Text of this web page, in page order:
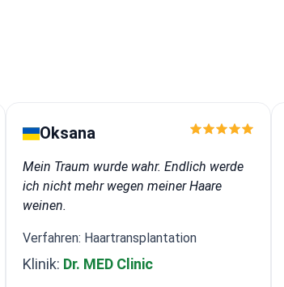
Oksana
Mein Traum wurde wahr. Endlich werde
ich nicht mehr wegen meiner Haare
weinen.
Verfahren: Haartransplantation
Klinik: Dr. MED Clinic